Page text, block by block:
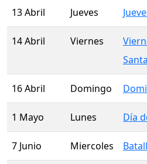
13 Abril Jueves
14 Abril Viernes
16 Abril Domingo
1 Mayo Lunes Día
7 Junio Miercoles